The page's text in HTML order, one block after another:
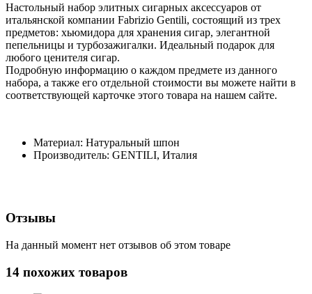
Настольный набор элитных сигарных аксессуаров от
итальянской компании Fabrizio Gentili, состоящий из трех
предметов: хьюмидора для хранения сигар, элегантной
пепельницы и турбозажигалки. Идеальный подарок для
любого ценителя сигар.
Подробную информацию о каждом предмете из данного
набора, а также его отдельной стоимости вы можете найти в
соответствующей карточке этого товара на нашем сайте.
Материал: Натуральный шпон
Производитель: GENTILI, Италия
Отзывы
На данный момент нет отзывов об этом товаре
14 похожих товаров